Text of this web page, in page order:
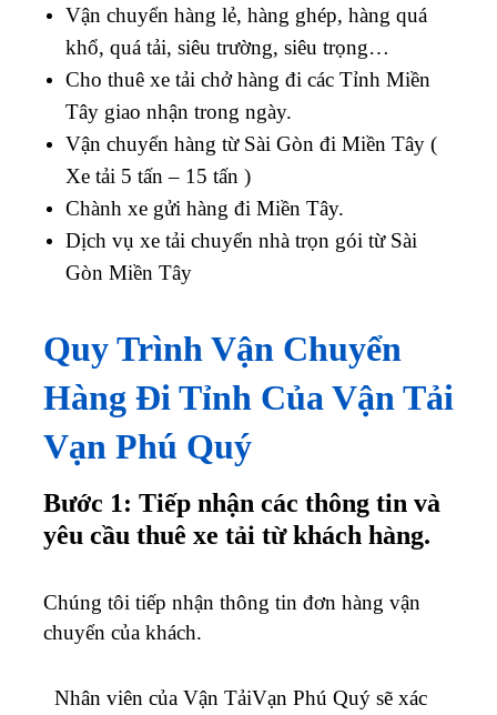
Vận chuyển hàng lẻ, hàng ghép, hàng quá
khổ, quá tải, siêu trường, siêu trọng…
Cho thuê xe tải chở hàng đi các Tỉnh Miền
Tây giao nhận trong ngày.
Vận chuyển hàng từ Sài Gòn đi Miền Tây (
Xe tải 5 tấn – 15 tấn )
Chành xe gửi hàng đi Miền Tây.
Dịch vụ xe tải chuyển nhà trọn gói từ Sài
Gòn Miền Tây
Quy Trình Vận Chuyển
Hàng Đi Tỉnh Của Vận Tải
Vạn Phú Quý
Bước 1: Tiếp nhận các thông tin và
yêu cầu thuê xe tải từ khách hàng.
Chúng tôi tiếp nhận thông tin đơn hàng vận
chuyển của khách.
Nhân viên của Vận TảiVạn Phú Quý sẽ xác